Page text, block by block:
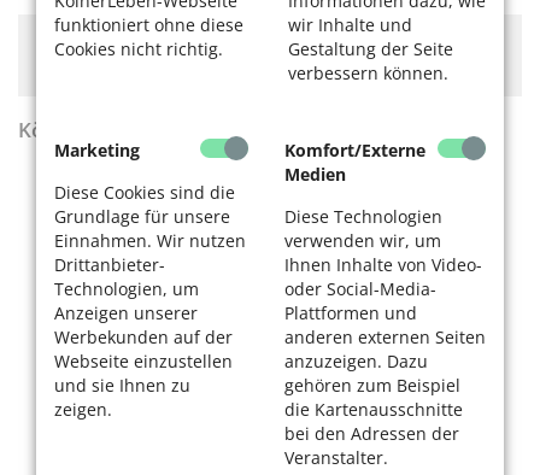
funktioniert ohne diese
Cookies nicht richtig.
wir Inhalte und
Gestaltung der Seite
verbessern können.
Marketing
Diese Cookies sind die
Grundlage für unsere
Einnahmen. Wir nutzen
Drittanbieter-
Technologien, um
Anzeigen unserer
Werbekunden auf der
Webseite einzustellen
und sie Ihnen zu
zeigen.
Komfort/Externe
Medien
Diese Technologien
verwenden wir, um
Ihnen Inhalte von Video-
oder Social-Media-
Plattformen und
anderen externen Seiten
anzuzeigen. Dazu
gehören zum Beispiel
die Kartenausschnitte
bei den Adressen der
Veranstalter.
Hier könnte Werbung stehen, mit der wir uns
finanzieren. Bitte akzeptieren Sie dieCookie-Meldung
KölnerLeben Sommer 2026